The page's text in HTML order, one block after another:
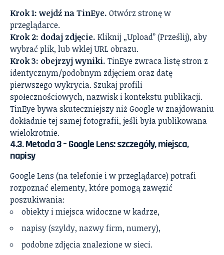
Krok 1: wejdź na TinEye. Otwórz stronę w
przeglądarce.
Krok 2: dodaj zdjęcie. Kliknij „Upload” (Prześlij), aby
wybrać plik, lub wklej URL obrazu.
Krok 3: obejrzyj wyniki. TinEye zwraca listę stron z
identycznym/podobnym zdjęciem oraz datę
pierwszego wykrycia. Szukaj profili
społecznościowych, nazwisk i kontekstu publikacji.
TinEye bywa skuteczniejszy niż Google w znajdowaniu
dokładnie tej samej fotografii, jeśli była publikowana
wielokrotnie.
4.3. Metoda 3 – Google Lens: szczegóły, miejsca,
napisy
Google Lens (na telefonie i w przeglądarce) potrafi
rozpoznać elementy, które pomogą zawęzić
poszukiwania:
obiekty i miejsca widoczne w kadrze,
napisy (szyldy, nazwy firm, numery),
podobne zdjęcia znalezione w sieci.